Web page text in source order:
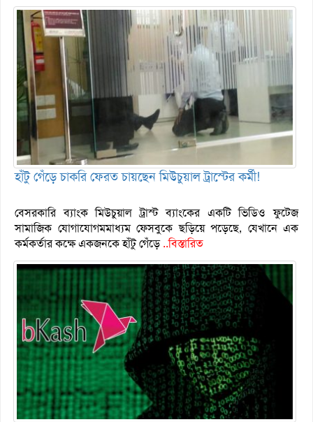
হাঁটু গেঁড়ে চাকরি ফেরত চায়ছেন মিউচুয়াল ট্রাস্টের কর্মী!
বেসরকারি ব্যাংক মিউচুয়াল ট্রাস্ট ব্যাংকের একটি ভিডিও ফুটেজ
সামাজিক যোগাযোগমমাধ্যম ফেসবুকে ছড়িয়ে পড়েছে, যেখানে এক
কর্মকর্তার কক্ষে একজনকে হাঁটু গেঁড়ে..বিস্তারিত